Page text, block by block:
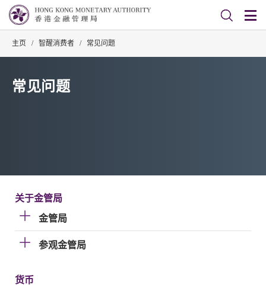
主页 / 智醒消费者 / 常见问题
常见问题
关于金管局
金管局
参观金管局
货币